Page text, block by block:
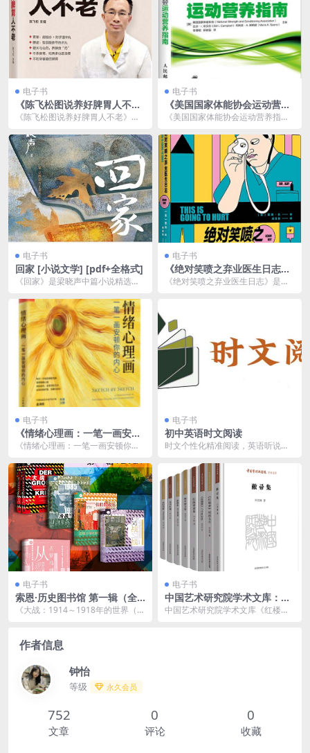
电子书
《陈飞松图说养好脾胃人不
老》脾胃养生专家[pdf]
《陈飞松图说养好脾胃人不老》是
观念的健康养生书籍。...
电子书
《美国国家体能协会运动营养
指南》[pdf]
《美国国家体能协会运动营养指
电子书
回家 [ 小说文学] [pdf+全格式]
《回家》是梁晓声中篇小说精选
《山里的花儿》《旧庄院的...
电子书
《绝对笑喷之弃业医生日志》
现象级畅销书[pdf]
《绝对笑喷之弃业医生日志》是一
电子书
《情绪心理画：一笔一画安顿
你的内心》 当情绪能够被命
《情绪心理画：一笔一画安顿你的
达情绪的心理学书籍。...
电子书
初中英语时文阅读
时文个性化精准阅读，英语听说读
电子书
索恩·历史图书馆 第一辑（全6
册 ） [ 套装合集] [pdf+全格
《大战：1914～1918年的世界（全
电子书
中国艺术研究院学术文库：
《红楼梦》研究卷（套装8
中国艺术研究院学术文库《红楼
作者信息
钟怡
等级 永久会员
752
文章
0
评论
0
收藏